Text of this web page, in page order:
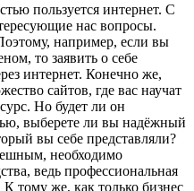
пользуется интернет. С
нас вопросы.
например, если вы
то заявить о себе
интернет. Конечно же,
сайтов, где вас научат
Но будет ли он
выберете ли вы надёжный
вы себе представляли?
необходимо
ведь профессиональная
К тому же, как только бизнес